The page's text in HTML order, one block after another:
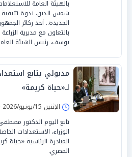
بالهيئة العامة
شمس الدين، ندوة تثيفية
الجديدة.. أحد ركائز
بالتعاون مع مديرية
يوسف، رئيس الهيئة
مدبولي يتابع
لـ«حياة كريمة»
الإثنين 15/يونيو/2026 - 05:44 م
تابع اليوم الدكتور
الوزراء، الاستعدادات
المبادرة الرئاسية «حياة
المصري.